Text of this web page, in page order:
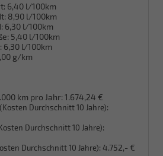
6,40 l/100km
8,90 l/100km
6,30 l/100km
5,40 l/100km
6,30 l/100km
g/km
km pro Jahr: 1.674,24 €
(Kosten Durchschnitt 10 Jahre):
Durchschnitt 10 Jahre):
Durchschnitt 10 Jahre): 4.752,- €